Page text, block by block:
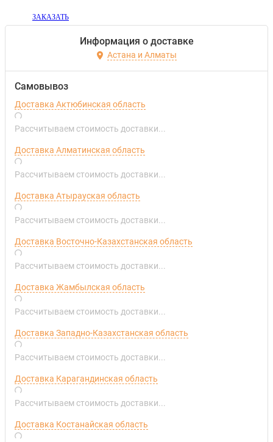
ЗАКАЗАТЬ
Информация о доставке
Астана и Алматы
Самовывоз
Доставка Актюбинская область
Рассчитываем стоимость доставки...
Доставка Алматинская область
Рассчитываем стоимость доставки...
Доставка Атырауская область
Рассчитываем стоимость доставки...
Доставка Восточно-Казахстанская область
Рассчитываем стоимость доставки...
Доставка Жамбылская область
Рассчитываем стоимость доставки...
Доставка Западно-Казахстанская область
Рассчитываем стоимость доставки...
Доставка Карагандинская область
Рассчитываем стоимость доставки...
Доставка Костанайская область